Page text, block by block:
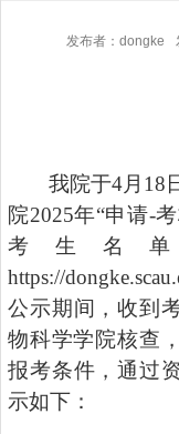
发布者：dongke
我院于4月 18
院2025年“申请-
考生名
https://
公示期间，收到
物科学学院核查
报考条件，通过
示如下：